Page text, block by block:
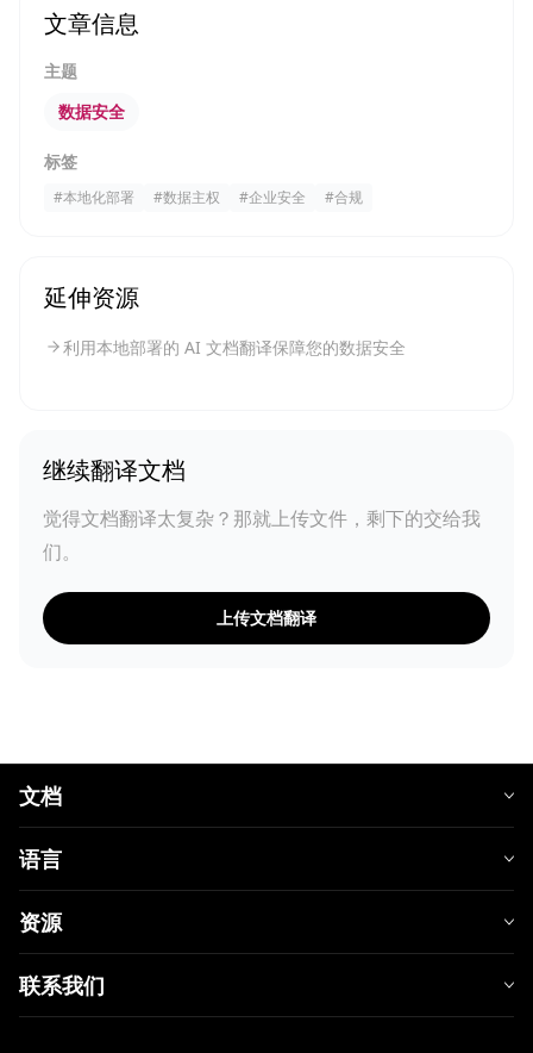
文章信息
主题
数据安全
标签
#本地化部署 #数据主权 #企业安全 #合规
延伸资源
利用本地部署的 AI 文档翻译保障您的数据安全
继续翻译文档
觉得文档翻译太复杂？那就上传文件，剩下的交给我
们。
上传文档翻译
文档
语言
资源
联系我们